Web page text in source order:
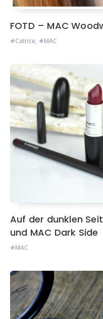
FOTD – MAC
Catrice, MAC
Auf der dunklen
und MAC Dark Side
MAC